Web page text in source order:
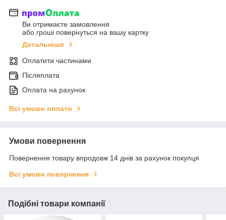
Ви отримаєте замовлення
або гроші повернуться на вашу картку
Детальніше
Оплатити частинами
Післяплата
Оплата на рахунок
Всі умови оплати
Умови повернення
Повернення товару впродовж 14 днів за рахунок покупця
Всі умови повернення
Подібні товари компанії